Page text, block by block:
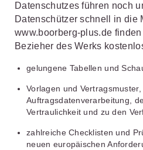
Datenschutzes führen noch
Datenschützer schnell in die
www.boorberg-plus.de
Bezieher des Werks
gelungene Tabellen und
Vorlagen und
Auftragsdatenverarbeitung,
Vertraulichkeit und zu den
zahlreiche Checklisten und
neuen europäischen